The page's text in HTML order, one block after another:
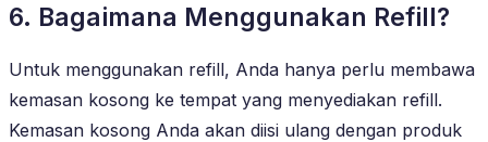
6. Bagaimana Menggunakan Refill?
Untuk menggunakan refill, Anda hanya perlu membawa
kemasan kosong ke tempat yang menyediakan refill.
Kemasan kosong Anda akan diisi ulang dengan produk